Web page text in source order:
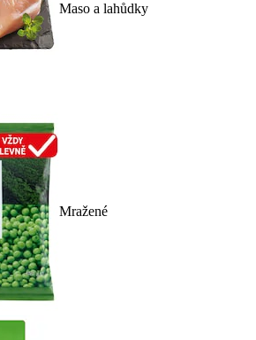
Maso a lahůdky
Mražené